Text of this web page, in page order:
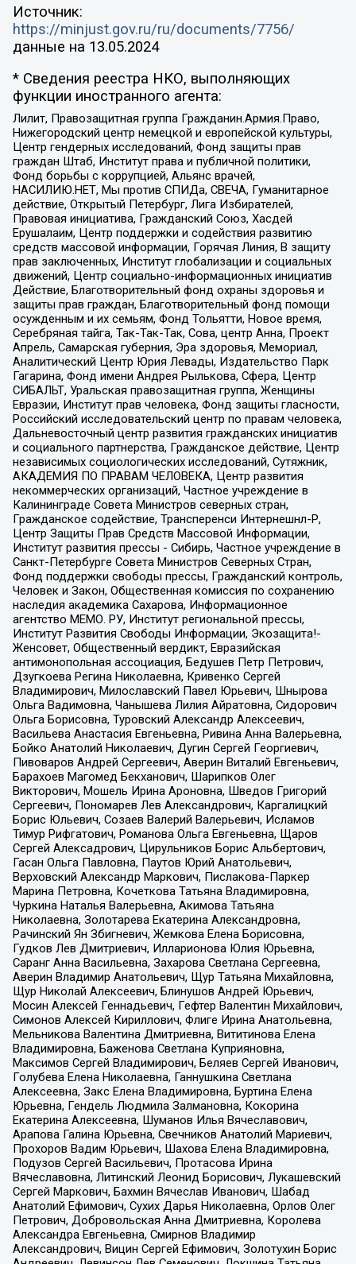
Источник:
https://minjust.gov.ru/ru/documents/7756/
данные на 13.05.2024
* Сведения реестра НКО, выполняющих
функции иностранного агента:
Лилит, Правозащитная группа Гражданин.Армия.Право,
Нижегородский центр немецкой и европейской культуры,
Центр гендерных исследований, Фонд защиты прав
граждан Штаб, Институт права и публичной политики,
Фонд борьбы с коррупцией, Альянс врачей,
НАСИЛИЮ.НЕТ, Мы против СПИДа, СВЕЧА, Гуманитарное
действие, Открытый Петербург, Лига Избирателей,
Правовая инициатива, Гражданский Союз, Хасдей
Ерушалаим, Центр поддержки и содействия развитию
средств массовой информации, Горячая Линия, В защиту
прав заключенных, Институт глобализации и социальных
движений, Центр социально-информационных инициатив
Действие, Благотворительный фонд охраны здоровья и
защиты прав граждан, Благотворительный фонд помощи
осужденным и их семьям, Фонд Тольятти, Новое время,
Серебряная тайга, Так-Так-Так, Сова, центр Анна, Проект
Апрель, Самарская губерния, Эра здоровья, Мемориал,
Аналитический Центр Юрия Левады, Издательство Парк
Гагарина, Фонд имени Андрея Рылькова, Сфера, Центр
СИБАЛЬТ, Уральская правозащитная группа, Женщины
Евразии, Институт прав человека, Фонд защиты гласности,
Российский исследовательский центр по правам человека,
Дальневосточный центр развития гражданских инициатив
и социального партнерства, Гражданское действие, Центр
независимых социологических исследований, Сутяжник,
АКАДЕМИЯ ПО ПРАВАМ ЧЕЛОВЕКА, Центр развития
некоммерческих организаций, Частное учреждение в
Калининграде Совета Министров северных стран,
Гражданское содействие, Трансперенси Интернешнл-Р,
Центр Защиты Прав Средств Массовой Информации,
Институт развития прессы - Сибирь, Частное учреждение в
Санкт-Петербурге Совета Министров Северных Стран,
Фонд поддержки свободы прессы, Гражданский контроль,
Человек и Закон, Общественная комиссия по сохранению
наследия академика Сахарова, Информационное
агентство МЕМО. РУ, Институт региональной прессы,
Институт Развития Свободы Информации, Экозащита!-
Женсовет, Общественный вердикт, Евразийская
антимонопольная ассоциация, Бедушев Петр Петрович,
Дзугкоева Регина Николаевна, Кривенко Сергей
Владимирович, Милославский Павел Юрьевич, Шнырова
Ольга Вадимовна, Чанышева Лилия Айратовна, Сидорович
Ольга Борисовна, Туровский Александр Алексеевич,
Васильева Анастасия Евгеньевна, Ривина Анна Валерьевна,
Бойко Анатолий Николаевич, Дугин Сергей Георгиевич,
Пивоваров Андрей Сергеевич, Аверин Виталий Евгеньевич,
Барахоев Магомед Бекханович, Шарипков Олег
Викторович, Мошель Ирина Ароновна, Шведов Григорий
Сергеевич, Пономарев Лев Александрович, Каргалицкий
Борис Юльевич, Созаев Валерий Валерьевич, Исламов
Тимур Рифгатович, Романова Ольга Евгеньевна, Щаров
Сергей Алексадрович, Цирульников Борис Альбертович,
Гасан Ольга Павловна, Паутов Юрий Анатольевич,
Верховский Александр Маркович, Пислакова-Паркер
Марина Петровна, Кочеткова Татьяна Владимировна,
Чуркина Наталья Валерьевна, Акимова Татьяна
Николаевна, Золотарева Екатерина Александровна,
Рачинский Ян Збигневич, Жемкова Елена Борисовна,
Гудков Лев Дмитриевич, Илларионова Юлия Юрьевна,
Саранг Анна Васильевна, Захарова Светлана Сергеевна,
Аверин Владимир Анатольевич, Щур Татьяна Михайловна,
Щур Николай Алексеевич, Блинушов Андрей Юрьевич,
Мосин Алексей Геннадьевич, Гефтер Валентин Михайлович,
Симонов Алексей Кириллович, Флиге Ирина Анатольевна,
Мельникова Валентина Дмитриевна, Вититинова Елена
Владимировна, Баженова Светлана Куприяновна,
Максимов Сергей Владимирович, Беляев Сергей Иванович,
Голубева Елена Николаевна, Ганнушкина Светлана
Алексеевна, Закс Елена Владимировна, Буртина Елена
Юрьевна, Гендель Людмила Залмановна, Кокорина
Екатерина Алексеевна, Шуманов Илья Вячеславович,
Арапова Галина Юрьевна, Свечников Анатолий Мариевич,
Прохоров Вадим Юрьевич, Шахова Елена Владимировна,
Подузов Сергей Васильевич, Протасова Ирина
Вячеславовна, Литинский Леонид Борисович, Лукашевский
Сергей Маркович, Бахмин Вячеслав Иванович, Шабад
Анатолий Ефимович, Сухих Дарья Николаевна, Орлов Олег
Петрович, Добровольская Анна Дмитриевна, Королева
Александра Евгеньевна, Смирнов Владимир
Александрович, Вицин Сергей Ефимович, Золотухин Борис